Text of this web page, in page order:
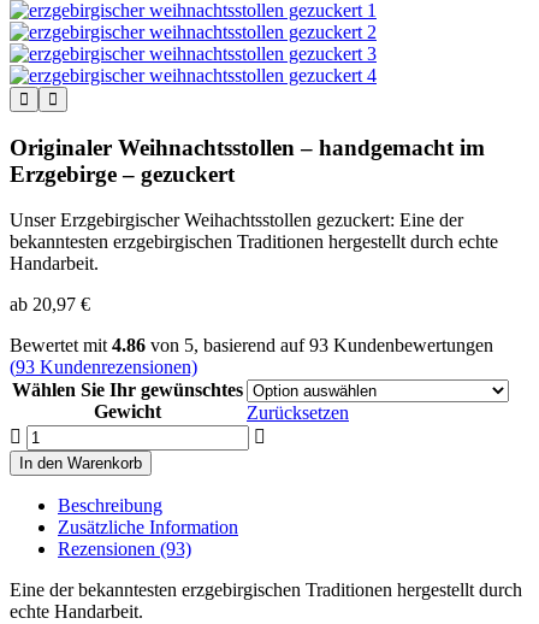
Originaler Weihnachtsstollen – handgemacht im
Erzgebirge – gezuckert
Unser Erzgebirgischer Weihachtsstollen gezuckert: Eine der
bekanntesten erzgebirgischen Traditionen hergestellt durch echte
Handarbeit.
ab 20,97 €
Bewertet mit 4.86 von 5, basierend auf93 Kundenbewertungen
(93 Kundenrezensionen)
Wählen Sie Ihr gewünschtes
Gewicht
Zurücksetzen
Originaler
Weihnachtsstollen
-
handgemacht
im
Erzgebirge
gezuckert
Menge
In den Warenkorb
Beschreibung
Zusätzliche Information
Rezensionen (93)
Eine der bekanntesten erzgebirgischen Traditionen hergestellt durch
echte Handarbeit.